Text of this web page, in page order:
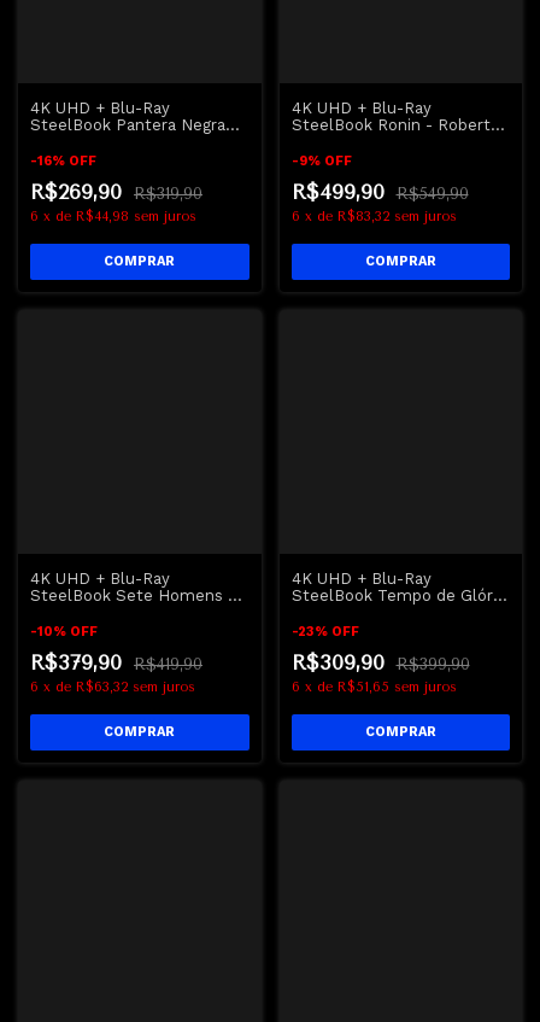
4K UHD + Blu-Ray
SteelBook Pantera Negra
Black Panther Wakanda
-16% OFF
R$269,90 R$319,90
6 x de R$44,98 sem juros
4K UHD + Blu-Ray
SteelBook Ronin - Robert
-9% OFF
R$499,90 R$549,90
6 x de R$83,32 sem juros
4K UHD + Blu-Ray
SteelBook Sete Homens e
Magnificent Seven
-10% OFF
R$379,90 R$419,90
6 x de R$63,32 sem juros
4K UHD + Blu-Ray
SteelBook Tempo de Glória
Dublado e Legendado
-23% OFF
R$309,90 R$399,90
6 x de R$51,65 sem juros